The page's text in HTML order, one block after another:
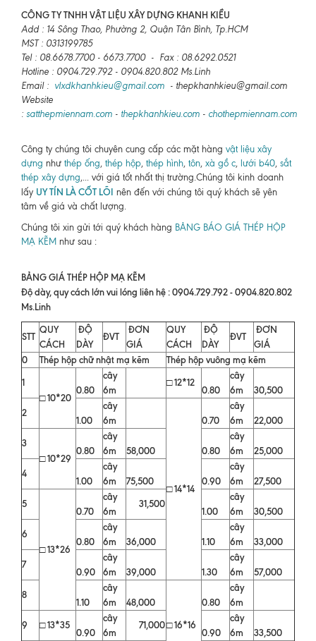
CÔNG TY TNHH VẬT LIỆU XÂY DỰNG KHANH KIỀU
Add : 14 Sông Thao, Phường 2, Quận Tân Bình, Tp.HCM
MST : 0313199785
Tel : 08.6678.7700 - 6673.7700 - Fax : 08.6292.0521
Hotline : 0904.729.792 - 0904.820.802 Ms.Linh
Email : vlxdkhanhkieu@gmail.com - thepkhanhkieu@gmail.com
Website
: satthepmiennam.com - thepkhanhkieu.com - chothepmiennam.com
Công ty chúng tôi chuyên cung cấp các mặt hàng vật liệu xây
dựng như thép ống, thép hộp, thép hình, tôn, xà gồ c, lưới b40, sắt
thép xây dựng,... với giá tốt nhất thị trường.Chúng tôi kinh doanh
lấy UY TÍN LÀ CỐT LÕI nên đến với chúng tôi quý khách sẽ yên
tâm về giá và chất lượng.
Chúng tôi xin gửi tới quý khách hàng BẢNG BÁO GIÁ THÉP HỘP
MẠ KẼM như sau :
BẢNG GIÁ THÉP HỘP MẠ KẼM
Độ dày, quy cách lớn vui lóng liên hệ : 0904.729.792 - 0904.820.802
Ms.Linh
STT
QUY
CÁCH
ĐỘ
DÀY
ĐVT
ĐƠN
GIÁ
QUY
CÁCH
ĐỘ
DÀY
ĐVT
ĐƠN
GIÁ
0
Thép hộp chữ nhật mạ kẽm
Thép hộp vuông mạ kẽm
1
□ 10*20
0.80
cây
6m
□ 12*12
0.80
cây
6m
30,500
2
1.00
cây
6m
□ 14*14
0.70
cây
6m
22,000
3
□ 10*29
0.80
cây
6m
58,000 0.80
cây
6m
25,000
4
1.00
cây
6m
75,500 0.90
cây
6m
27,500
5
□ 13*26
0.70
cây
6m
31,500
1.00
cây
6m
30,500
6
0.80
cây
6m
36,000 1.10
cây
6m
33,000
7
0.90
cây
6m
39,000 1.30
cây
6m
57,000
8
1.10
cây
6m
48,000
□ 16*16
0.80
cây
6m
9
□ 13*35
0.90
cây
6m
71,000
0.90
cây
6m
33,500